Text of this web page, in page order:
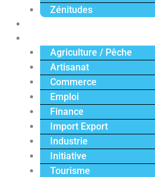
Zénitudes
Agriculture / Pêche
Artisanat
Commerce
Emploi
Finance
Import Export
Industrie
Initiative
Tourisme